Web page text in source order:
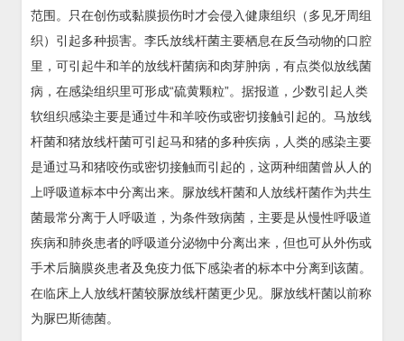
范围。只在创伤或黏膜损伤时才会侵入健康组织（多见牙周组
织）引起多种损害。李氏放线杆菌主要栖息在反刍动物的口腔
里，可引起牛和羊的放线杆菌病和肉芽肿病，有点类似放线菌
病，在感染组织里可形成“硫黄颗粒”。据报道，少数引起人类
软组织感染主要是通过牛和羊咬伤或密切接触引起的。马放线
杆菌和猪放线杆菌可引起马和猪的多种疾病，人类的感染主要
是通过马和猪咬伤或密切接触而引起的，这两种细菌曾从人的
上呼吸道标本中分离出来。脲放线杆菌和人放线杆菌作为共生
菌最常分离于人呼吸道，为条件致病菌，主要是从慢性呼吸道
疾病和肺炎患者的呼吸道分泌物中分离出来，但也可从外伤或
手术后脑膜炎患者及免疫力低下感染者的标本中分离到该菌。
在临床上人放线杆菌较脲放线杆菌更少见。脲放线杆菌以前称
为脲巴斯德菌。